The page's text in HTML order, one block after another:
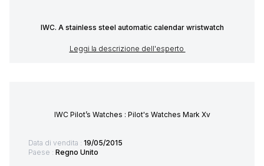
IWC. A stainless steel automatic calendar wristwatch
Leggi la descrizione dell'esperto
IWC Pilot’s Watches : Pilot's Watches Mark Xv
Data di vendita : 19/05/2015
Paese : Regno Unito